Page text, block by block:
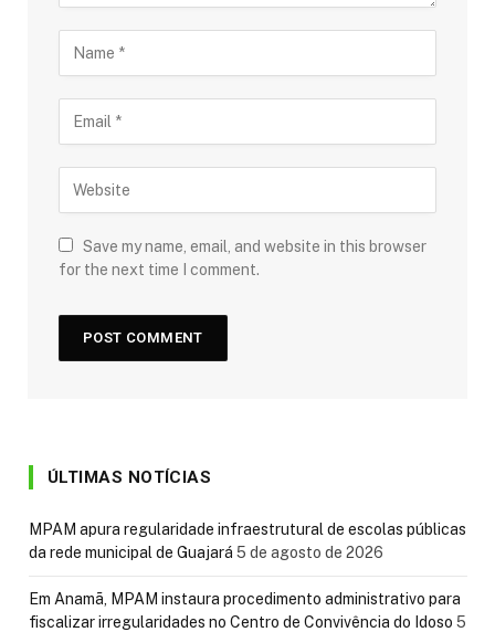
Save my name, email, and website in this browser
for the next time I comment.
ÚLTIMAS NOTÍCIAS
MPAM apura regularidade infraestrutural de escolas públicas
da rede municipal de Guajará 5 de agosto de 2026
Em Anamã, MPAM instaura procedimento administrativo para
fiscalizar irregularidades no Centro de Convivência do Idoso 5